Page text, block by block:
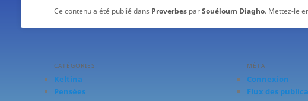
Ce contenu a été publié dans Proverbes parSouéloum Diagho. Mettez-le
CATÉGORIES
Keltina
Pensées
MÉTA
Connexion
Flux des